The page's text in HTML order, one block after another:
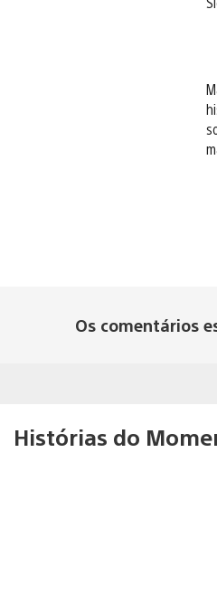
Os comentários
Histórias do